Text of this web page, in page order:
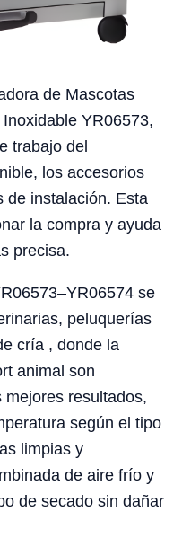
de Mascotas
YR06573,
trabajo del
los accesorios
de instalación. Esta
la compra y ayuda
precisa.
se
peluquerías
cría , donde la
animal son
resultados,
según el tipo
limpias y
de aire frío y
de secado sin dañar